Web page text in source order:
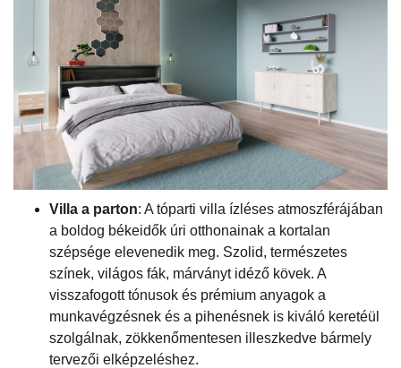
Villa a parton: A tóparti villa ízléses atmoszférájában
a boldog békeidők úri otthonainak a kortalan
szépsége elevenedik meg. Szolid, természetes
színek, világos fák, márványt idéző kövek. A
visszafogott tónusok és prémium anyagok a
munkavégzésnek és a pihenésnek is kiváló keretéül
szolgálnak, zökkenőmentesen illeszkedve bármely
tervezői elképzeléshez.